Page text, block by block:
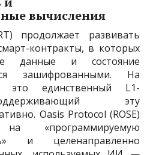
вычисления
продолжает развивать
контракты, в которых
данные и состояние
зашифрованными. На
это единственный L1-
эту
Oasis Protocol (ROSE)
«программируемую
и целенаправленно